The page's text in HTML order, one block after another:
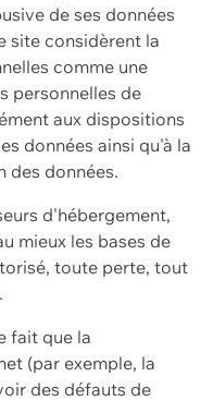
de ses données
site considèrent la
comme une
personnelles de
aux dispositions
données ainsi qu'à la
des données.
d'hébergement,
mieux les bases de
toute perte, tout
fait que la
(par exemple, la
des défauts de